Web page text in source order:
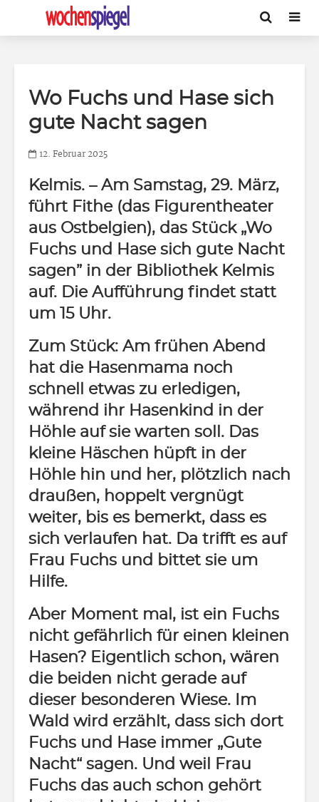
Wo Fuchs und Hase sich
gute Nacht sagen
12. Februar 2025
Kelmis. – Am Samstag, 29. März,
führt Fithe (das Figurentheater
aus Ostbelgien), das Stück „Wo
Fuchs und Hase sich gute Nacht
sagen” in der Bibliothek Kelmis
auf. Die Aufführung findet statt
um 15 Uhr.
Zum Stück: Am frühen Abend
hat die Hasenmama noch
schnell etwas zu erledigen,
während ihr Hasenkind in der
Höhle auf sie warten soll. Das
kleine Häschen hüpft in der
Höhle hin und her, plötzlich nach
draußen, hoppelt vergnügt
weiter, bis es bemerkt, dass es
sich verlaufen hat. Da trifft es auf
Frau Fuchs und bittet sie um
Hilfe.
Aber Moment mal, ist ein Fuchs
nicht gefährlich für einen kleinen
Hasen? Eigentlich schon, wären
die beiden nicht gerade auf
dieser besonderen Wiese. Im
Wald wird erzählt, dass sich dort
Fuchs und Hase immer „Gute
Nacht“ sagen. Und weil Frau
Fuchs das auch schon gehört